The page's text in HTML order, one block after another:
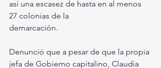
así una escasez de hasta en al menos
27 colonias de la
demarcación.
Denunció que a pesar de que la propia
jefa de Gobierno capitalino, Claudia